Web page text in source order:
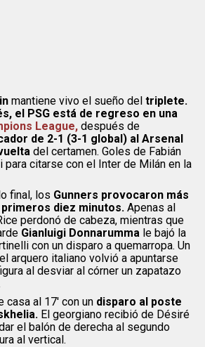
mantiene vivo el sueño del triplete.
el PSG está de regreso en una
League, después de
de 2-1 (3-1 global) al Arsenal
del certamen. Goles de Fabián
para citarse con el Inter de Milán en la
final, los Gunners provocaron más
diez minutos. Apenas al
perdonó de cabeza, mientras que
Gianluigi Donnarumma le bajó la
con un disparo a quemarropa. Un
arquero italiano volvió a apuntarse
al desviar al córner un zapatazo
al 17′ con un disparo al poste
El georgiano recibió de Désiré
el balón de derecha al segundo
al vertical.